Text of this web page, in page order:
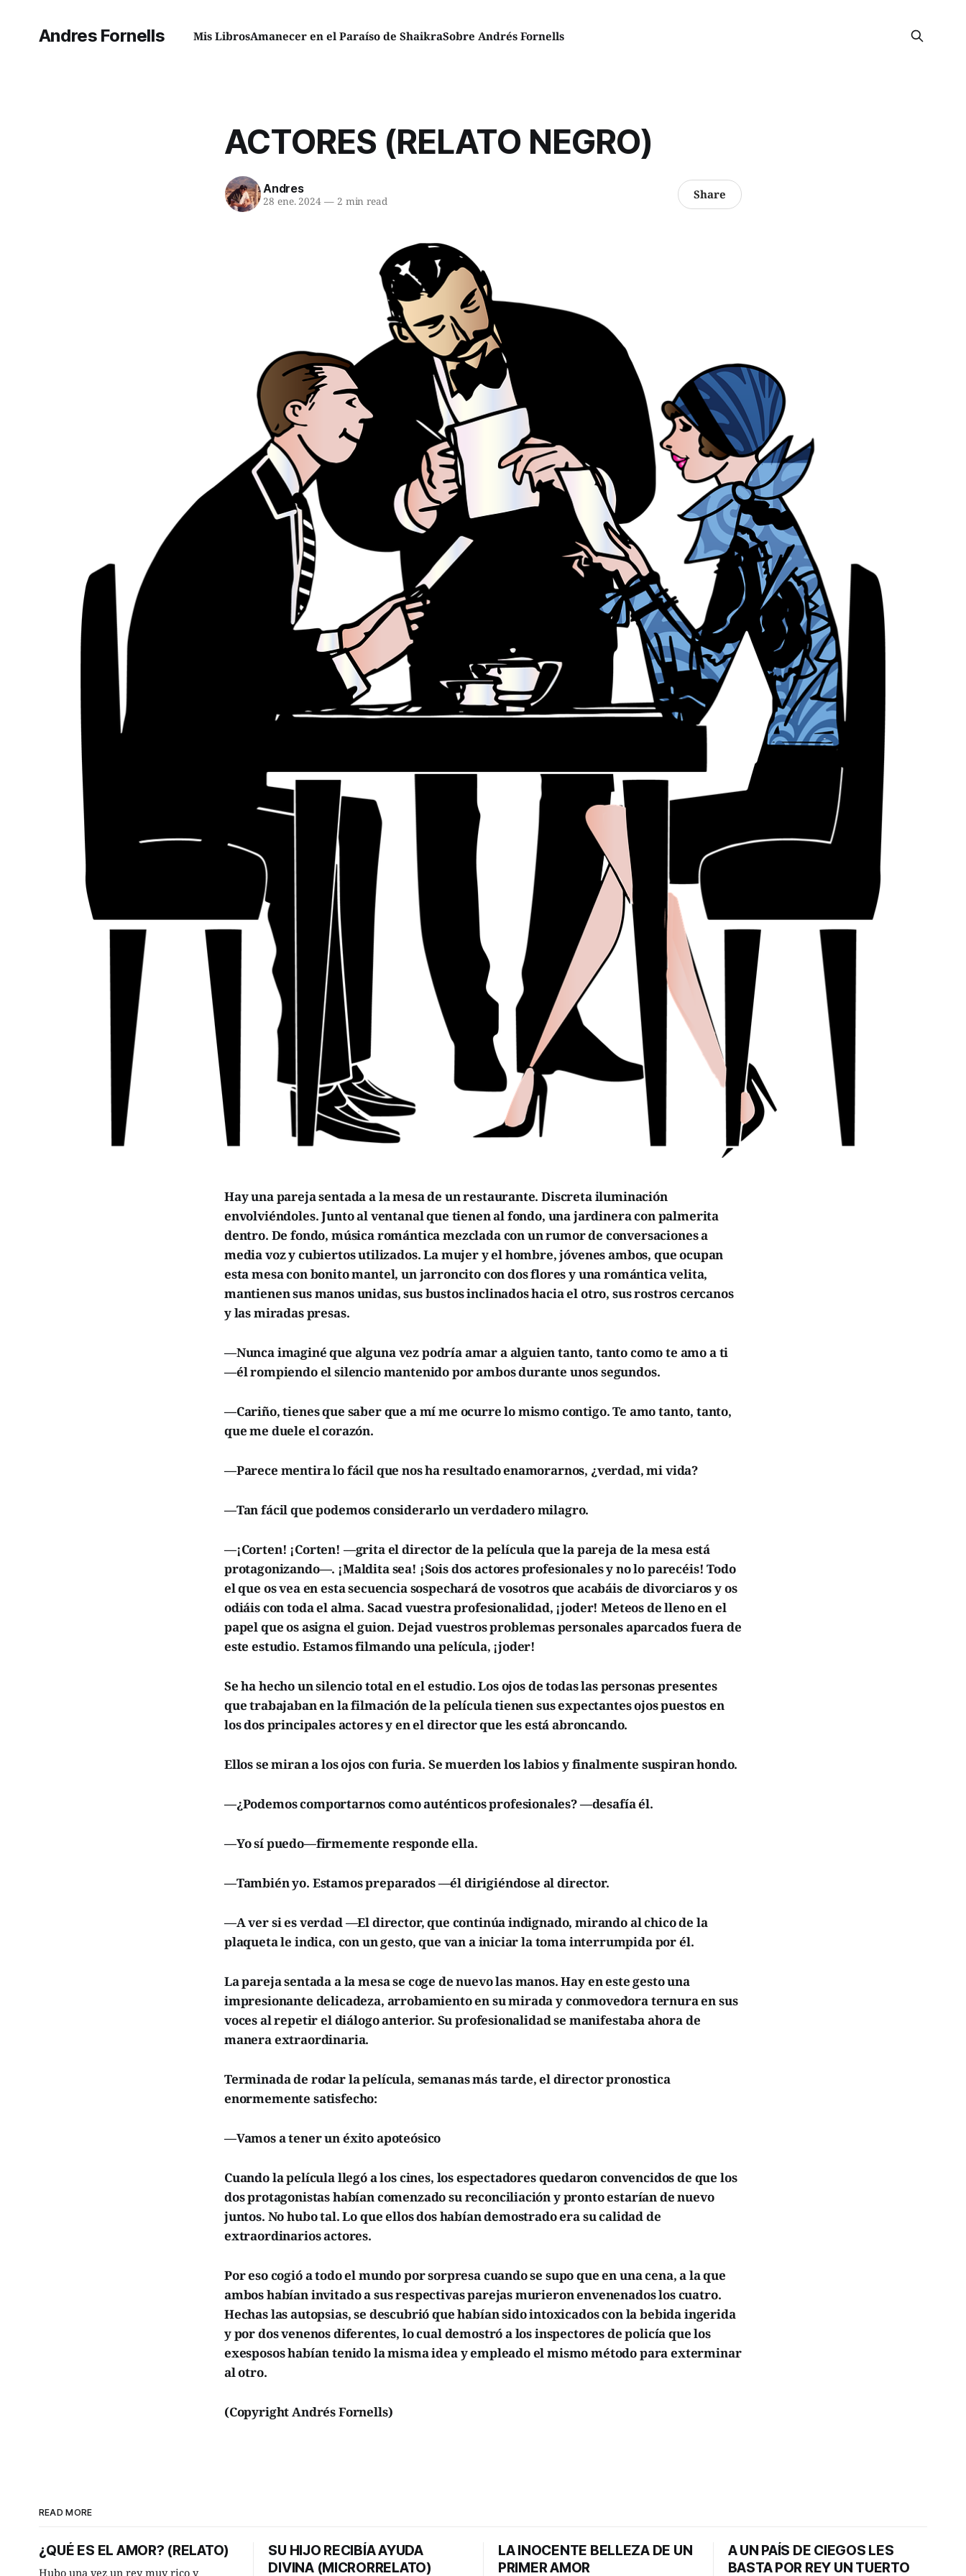
Andres Fornells Mis LibrosAmanecer en el Paraíso de ShaikraSobre Andrés Fornells
ACTORES (RELATO NEGRO)
Andres
28 ene. 2024 —2 min read Share
Hay una pareja sentada a la mesa de un restaurante. Discreta iluminación
envolviéndoles. Junto al ventanal que tienen al fondo, una jardinera con palmerita
dentro. De fondo, música romántica mezclada con un rumor de conversaciones a
media voz y cubiertos utilizados. La mujer y el hombre, jóvenes ambos, que ocupan
esta mesa con bonito mantel, un jarroncito con dos flores y una romántica velita,
mantienen sus manos unidas, sus bustos inclinados hacia el otro, sus rostros cercanos
y las miradas presas.
—Nunca imaginé que alguna vez podría amar a alguien tanto, tanto como te amo a ti
—él rompiendo el silencio mantenido por ambos durante unos segundos.
—Cariño, tienes que saber que a mí me ocurre lo mismo contigo. Te amo tanto, tanto,
que me duele el corazón.
—Parece mentira lo fácil que nos ha resultado enamorarnos, ¿verdad, mi vida?
—Tan fácil que podemos considerarlo un verdadero milagro.
—¡Corten! ¡Corten! —grita el director de la película que la pareja de la mesa está
protagonizando—. ¡Maldita sea! ¡Sois dos actores profesionales y no lo parecéis! Todo
el que os vea en esta secuencia sospechará de vosotros que acabáis de divorciaros y os
odiáis con toda el alma. Sacad vuestra profesionalidad, ¡joder! Meteos de lleno en el
papel que os asigna el guion. Dejad vuestros problemas personales aparcados fuera de
este estudio. Estamos filmando una película, ¡joder!
Se ha hecho un silencio total en el estudio. Los ojos de todas las personas presentes
que trabajaban en la filmación de la película tienen sus expectantes ojos puestos en
los dos principales actores y en el director que les está abroncando.
Ellos se miran a los ojos con furia. Se muerden los labios y finalmente suspiran hondo.
—¿Podemos comportarnos como auténticos profesionales? —desafía él.
—Yo sí puedo—firmemente responde ella.
—También yo. Estamos preparados —él dirigiéndose al director.
—A ver si es verdad —El director, que continúa indignado, mirando al chico de la
plaqueta le indica, con un gesto, que van a iniciar la toma interrumpida por él.
La pareja sentada a la mesa se coge de nuevo las manos. Hay en este gesto una
impresionante delicadeza, arrobamiento en su mirada y conmovedora ternura en sus
voces al repetir el diálogo anterior. Su profesionalidad se manifestaba ahora de
manera extraordinaria.
Terminada de rodar la película, semanas más tarde, el director pronostica
enormemente satisfecho:
—Vamos a tener un éxito apoteósico
Cuando la película llegó a los cines, los espectadores quedaron convencidos de que los
dos protagonistas habían comenzado su reconciliación y pronto estarían de nuevo
juntos. No hubo tal. Lo que ellos dos habían demostrado era su calidad de
extraordinarios actores.
Por eso cogió a todo el mundo por sorpresa cuando se supo que en una cena, a la que
ambos habían invitado a sus respectivas parejas murieron envenenados los cuatro.
Hechas las autopsias, se descubrió que habían sido intoxicados con la bebida ingerida
y por dos venenos diferentes, lo cual demostró a los inspectores de policía que los
exesposos habían tenido la misma idea y empleado el mismo método para exterminar
al otro.
(Copyright Andrés Fornells)
READ MORE
¿QUÉ ES EL AMOR? (RELATO)
Hubo una vez un rey muy rico y
SU HIJO RECIBÍA AYUDA
DIVINA (MICRORRELATO)
LA INOCENTE BELLEZA DE UN
PRIMER AMOR
A UN PAÍS DE CIEGOS LES
BASTA POR REY UN TUERTO